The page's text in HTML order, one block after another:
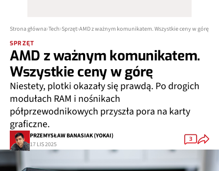
Strona główna Tech Sprzęt AMD z ważnym komunikatem. Wszystkie ceny w górę
SPRZĘT
AMD z ważnym komunikatem.
Wszystkie ceny w górę
Niestety, plotki okazały się prawdą. Po drogich
modułach RAM i nośnikach
półprzewodnikowych przyszła pora na karty
graficzne.
PRZEMYSŁAW BANASIAK (YOKAI)
17 LIS 2025
3